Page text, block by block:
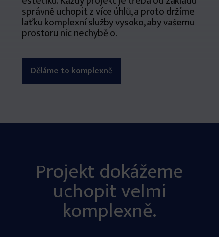
správně uchopit z více úhlů, a proto držíme
laťku komplexní služby vysoko, aby vašemu
prostoru nic nechybělo.
Děláme to komplexně
Projekt dokážeme
uchopit velmi
komplexně.